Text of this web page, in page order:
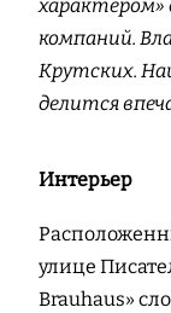
характером»
компаний.
Крутских.
делится
Интерьер
улице
Вrauhaus»